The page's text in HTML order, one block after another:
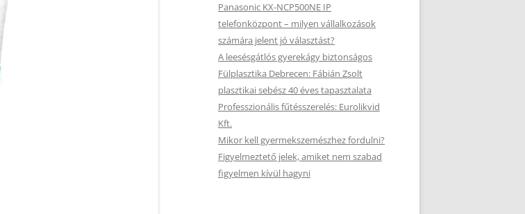
Panasonic KX-NCP500NE IP
telefonközpont – milyen vállalkozások
számára jelent jó választást?
A leesésgátlós gyerekágy biztonságos
Fülplasztika Debrecen: Fábián Zsolt
plasztikai sebész 40 éves tapasztalata
Professzionális fűtésszerelés: Eurolikvid
Kft.
Mikor kell gyermekszemészhez fordulni?
Figyelmeztető jelek, amiket nem szabad
figyelmen kívül hagyni